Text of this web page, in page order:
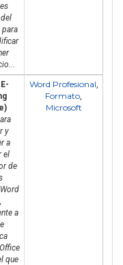
y
a
el
de
a
que
Word Profesional,
Formato,
Microsoft